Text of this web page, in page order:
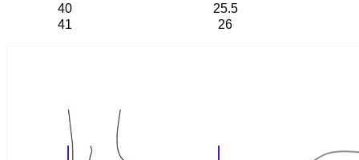
40
25.5
41
26